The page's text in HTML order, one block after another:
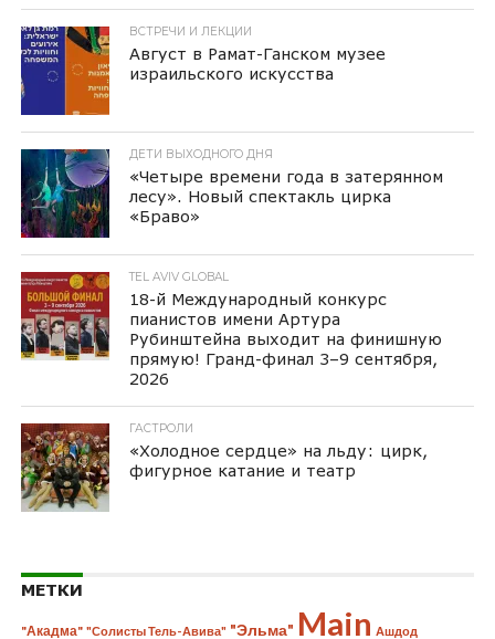
ВСТРЕЧИ И ЛЕКЦИИ
Август в Рамат-Ганском музее
израильского искусства
ДЕТИ ВЫХОДНОГО ДНЯ
«Четыре времени года в затерянном
лесу». Новый спектакль цирка
«Браво»
TEL AVIV GLOBAL
18-й Международный конкурс
пианистов имени Артура
Рубинштейна выходит на финишную
прямую! Гранд-финал 3–9 сентября,
2026
ГАСТРОЛИ
«Холодное сердце» на льду: цирк,
фигурное катание и театр
МЕТКИ
"Акадма" "Солисты Тель-Авива" "Эльма" Main Ашдод